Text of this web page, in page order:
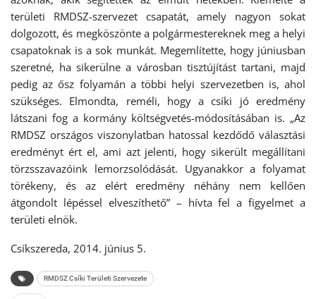
területi RMDSZ-szervezet csapatát, amely nagyon sokat
dolgozott, és megköszönte a polgármestereknek meg a helyi
csapatoknak is a sok munkát. Megemlítette, hogy júniusban
szeretné, ha sikerülne a városban tisztújítást tartani, majd
pedig az ősz folyamán a többi helyi szervezetben is, ahol
szükséges. Elmondta, reméli, hogy a csíki jó eredmény
látszani fog a kormány költségvetés-módosításában is. „Az
RMDSZ országos viszonylatban hatossal kezdődő választási
eredményt ért el, ami azt jelenti, hogy sikerült megállítani
törzsszavazóink lemorzsolódását. Ugyanakkor a folyamat
törékeny, és az elért eredmény néhány nem kellően
átgondolt lépéssel elveszíthető” – hívta fel a figyelmet a
területi elnök.
Csíkszereda, 2014. június 5.
RMDSZ Csíki Területi Szervezete